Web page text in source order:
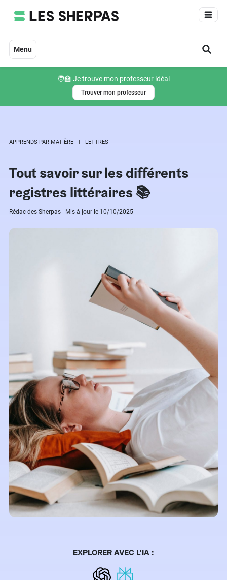
Menu
🧑‍🏫 Je trouve mon professeur idéal
Trouver mon professeur
APPRENDS PAR MATIÈRE LETTRES
Tout savoir sur les différents
registres littéraires 📚
Rédac des Sherpas - Mis à jour le 10/10/2025
EXPLORER AVEC L'IA :